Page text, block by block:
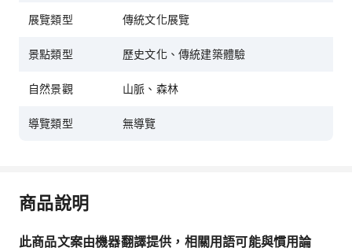
展覽類型 傳統文化展覽
景點類型 歷史文化、傳統建築體驗
自然景觀 山脈、森林
導覽類型 無導覽
商品說明
此商品文案由機器翻譯提供，相關用語可能與慣用論